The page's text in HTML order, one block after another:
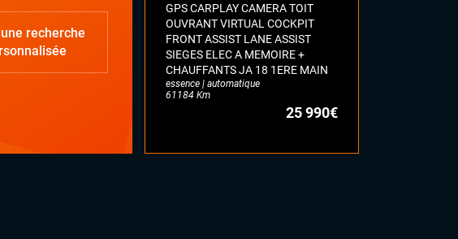
recherche
GPS CARPLAY CAMERA TOIT
OUVRANT VIRTUAL COCKPIT
FRONT ASSIST LANE ASSIST
SIEGES ELEC A MEMOIRE +
CHAUFFANTS JA 18 1ERE MAIN
essence | automatique
61184 Km
25 990€